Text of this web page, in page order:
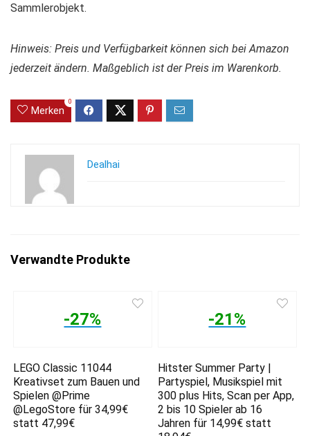
Sammlerobjekt.
Hinweis: Preis und Verfügbarkeit können sich bei Amazon
jederzeit ändern. Maßgeblich ist der Preis im Warenkorb.
Merken
0
Dealhai
Verwandte Produkte
-27%
LEGO Classic 11044
Kreativset zum Bauen und
Spielen @Prime
@LegoStore für 34,99€
statt 47,99€
-21%
Hitster Summer Party |
Partyspiel, Musikspiel mit
300 plus Hits, Scan per App,
2 bis 10 Spieler ab 16
Jahren für 14,99€ statt